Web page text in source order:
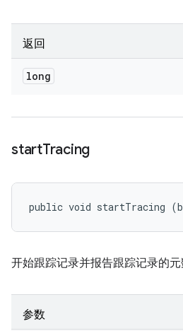
返回
long
startTracing
public void startTracing
开始跟踪记录并报告跟踪记录的元
参数